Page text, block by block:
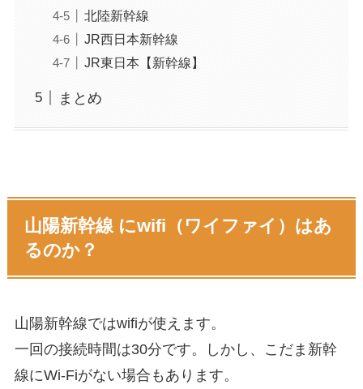
北陸新幹線
JR西日本新幹線
JR東日本【新幹線】
まとめ
山陽新幹線 にwifi（ワイファイ）はあ
るのか？
山陽新幹線ではwifiが使えます。
一回の接続時間は30分です。しかし、こだま新幹
線にWi-Fiがない場合もあります。